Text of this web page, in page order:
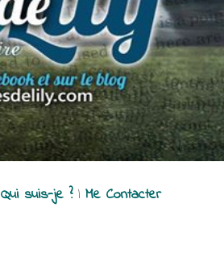
Qui suis-je ?| Me Contacter